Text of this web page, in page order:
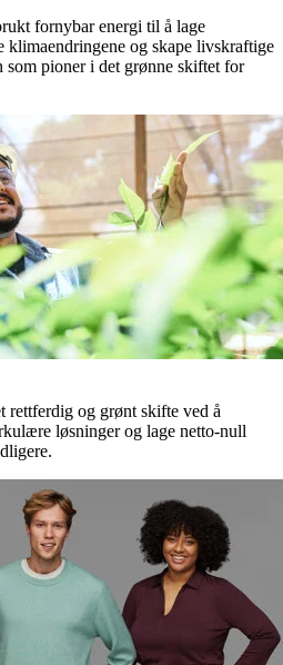
fornybar energi til å lage
klimaendringene og skape livskraftige
pioner i det grønne skiftet for
rettferdig og grønt skifte ved å
løsninger og lage netto-null